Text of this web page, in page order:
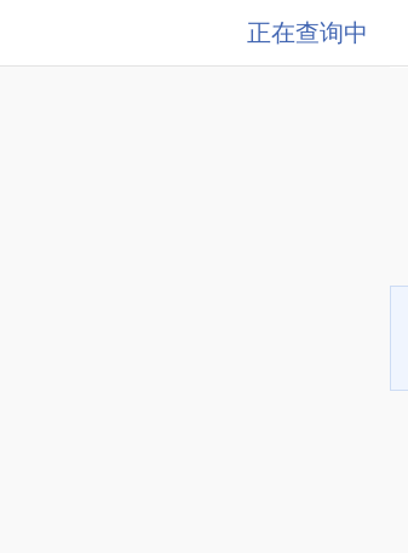
正在查询中